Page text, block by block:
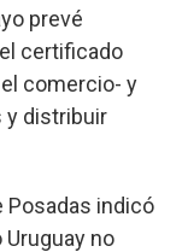
prevé
certificado
comercio- y
y distribuir
Posadas indicó
no